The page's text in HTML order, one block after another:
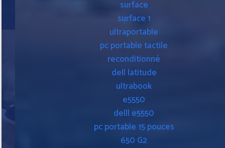
surface
surface 1
ultraportable
pc portable tactile
reconditionné
dell latitude
ultrabook
e5550
delll e5550
pc portable 15 pouces
650 G2